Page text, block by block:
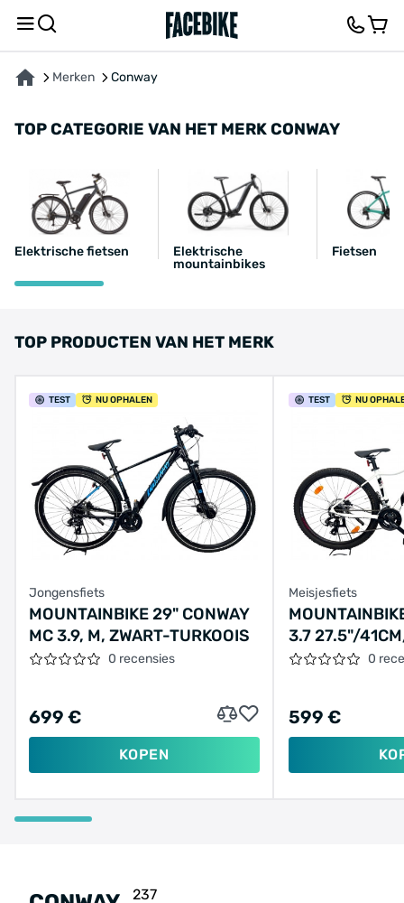
Merken Conway
TOP CATEGORIE VAN HET MERK CONWAY
Elektrische fietsen
Elektrische
mountainbikes
Fietsen
TOP PRODUCTEN VAN HET MERK
TEST NU OPHALEN
Jongensfiets
MOUNTAINBIKE 29" CONWAY
MC 3.9, M, ZWART-TURKOOIS
0 recensies
699 €
KOPEN
TEST NU
Meisjesfiets
3.7 27.5"/
0
599 €
237